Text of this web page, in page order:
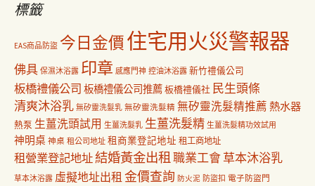
標籤
EAS商品防盜 今日金價住宅用火災警報器
佛具 保濕沐浴露 印章 感應門神 控油沐浴露 新竹禮儀公司
板橋禮儀公司 板橋禮儀公司推薦板橋禮儀社 民生頭條
清爽沐浴乳 無矽靈洗髮乳 無矽靈洗髮精 無矽靈洗髮精推薦 熱水器
熱泵 生薑洗頭試用 生薑洗髮乳 生薑洗髮精 生薑洗髮精功效試用
神明桌 神桌 租公司地址 租商業登記地址 租工商地址
租營業登記地址結婚黃金出租職業工會草本沐浴乳
草本沐浴露 虛擬地址出租 金價查詢 防火泥 防盜扣 電子防盜門